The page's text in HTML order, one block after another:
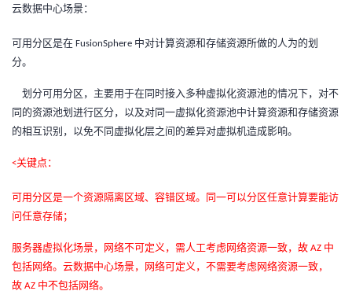
坛
圈
子
的
直
我
的
动
我
关
注
我
的
开
发
者
我
的
Programs
我
的
持
云数据中心场景：
可用分区是在 FusionSphere 中对计算资源和存储资源所做的人为的划
分。
划分可用分区，主要用于在同时接入多种虚拟化资源池的情况下，对不
同的资源池划进行区分，以及对同一虚拟化资源池中计算资源和存储资源
的相互识别，以免不同虚拟化层之间的差异对虚拟机造成影响。
<关键点：
可用分区是一个资源隔离区域、容错区域。同一可以分区任意计算要能访
问任意存储；
服务器虚拟化场景，网络不可定义，需人工考虑网络资源一致，故 AZ 中
包括网络。云数据中心场景，网络可定义，不需要考虑网络资源一致，
故 AZ 中不包括网络。